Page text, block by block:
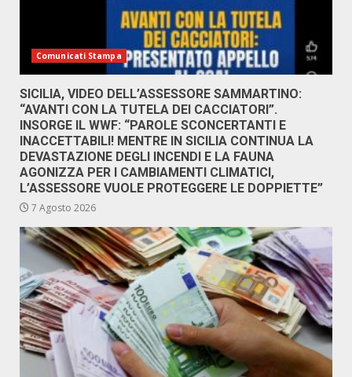
Comunicati Stampa
SICILIA, VIDEO DELL’ASSESSORE SAMMARTINO:
“AVANTI CON LA TUTELA DEI CACCIATORI”.
INSORGE IL WWF: “PAROLE SCONCERTANTI E
INACCETTABILI! MENTRE IN SICILIA CONTINUA LA
DEVASTAZIONE DEGLI INCENDI E LA FAUNA
AGONIZZA PER I CAMBIAMENTI CLIMATICI,
L’ASSESSORE VUOLE PROTEGGERE LE DOPPIETTE”
7 Agosto 2026